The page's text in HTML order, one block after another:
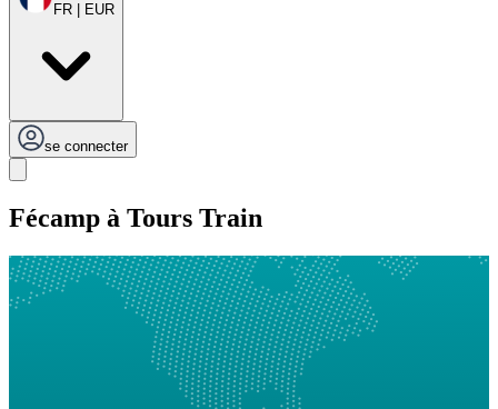
FR | EUR
se connecter
Fécamp à Tours Train